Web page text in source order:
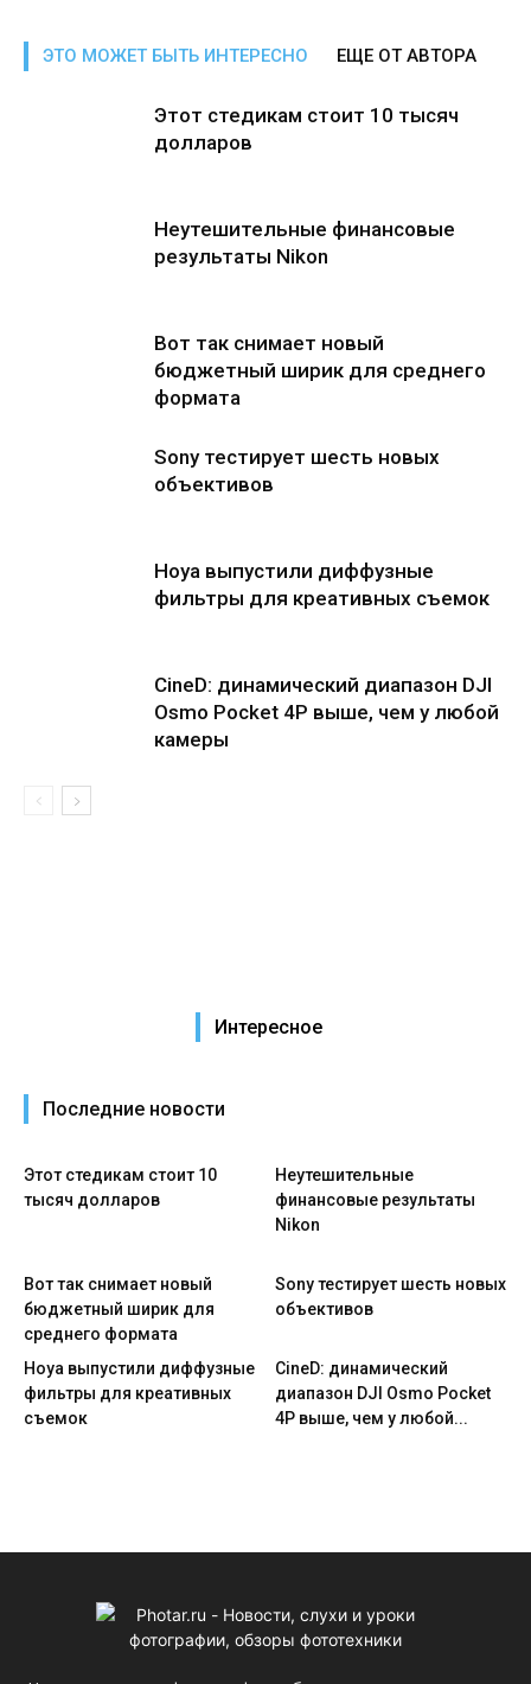
ЭТО МОЖЕТ БЫТЬ ИНТЕРЕСНО ЕЩЕ ОТ АВТОРА
Этот стедикам стоит 10 тысяч
долларов
Неутешительные финансовые
результаты Nikon
Вот так снимает новый
бюджетный ширик для среднего
формата
Sony тестирует шесть новых
объективов
Hoya выпустили диффузные
фильтры для креативных съемок
CineD: динамический диапазон DJI
Osmo Pocket 4P выше, чем у любой
камеры
Интересное
Последние новости
Этот стедикам стоит 10
тысяч долларов
Неутешительные
финансовые результаты
Nikon
Вот так снимает новый
бюджетный ширик для
среднего формата
Sony тестирует шесть новых
объективов
Hoya выпустили диффузные
фильтры для креативных
съемок
CineD: динамический
диапазон DJI Osmo Pocket
4P выше, чем у любой...